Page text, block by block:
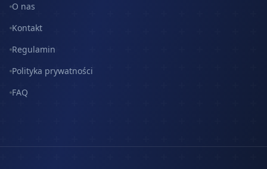
O nas
Kontakt
Regulamin
Polityka prywatności
FAQ